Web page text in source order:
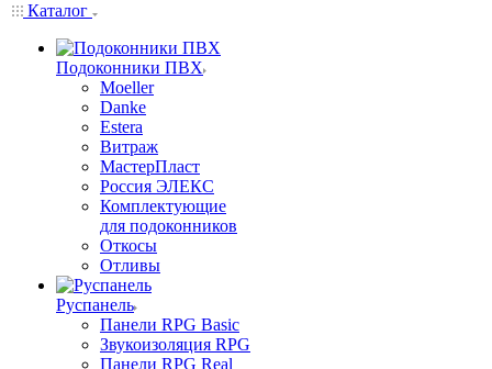
Каталог
Подоконники ПВХ
Moeller
Danke
Estera
Витраж
МастерПласт
Россия ЭЛЕКС
Комплектующие
для подоконников
Откосы
Отливы
Руспанель
Панели RPG Basic
Звукоизоляция RPG
Панели RPG Real